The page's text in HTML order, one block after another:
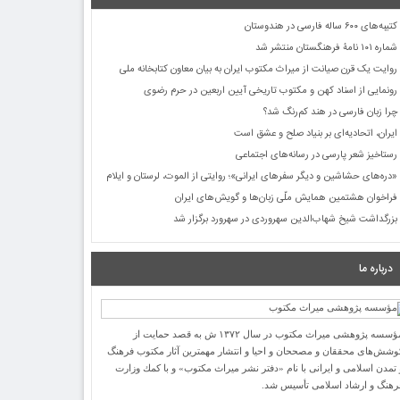
کتیبه‌های ۶۰۰ ساله فارسی در هندوستان
شماره ۱۰۱ نامۀ فرهنگستان منتشر شد
روایت یک قرن صیانت از میراث مکتوب ایران به بیان معاون کتابخانه ملی
رونمایی از اسناد کهن و مکتوب تاریخی آیین اربعین در حرم رضوی
چرا زبان فارسی در هند کم‌رنگ شد؟
ایران، اتحادیه‌ای بر بنیاد صلح و عشق است
رستاخیز شعر پارسی در رسانه‌های اجتماعی
«دره‌های حشاشین و دیگر سفرهای ایرانی»؛ روایتی از الموت، لرستان و ایلام
فراخوان هشتمین همایش ملّی زبان‌ها و گویش‌های ایران
بزرگداشت شیخ شهاب‌الدین سهروردی در سهرورد برگزار شد
درباره ما
مؤسسه پژوهشی میراث مكتوب در سال ۱۳۷۲ ش به قصد حمایت از
محققان و مصححان و احیا و انتشار مهمترین آثار مكتوب فرهنگ
تمدن اسلامی و ایرانی با نام «دفتر نشر میراث مكتوب» و با كمك وزارت
و ارشاد اسلامی تأسیس شد.